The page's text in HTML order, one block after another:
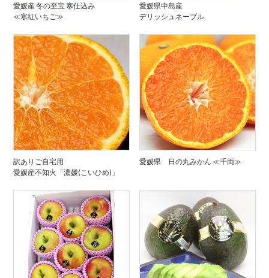
愛媛産 冬の至宝 寒仕込み
≪寒紅いちご≫
愛媛県中島産
デリッシュネーブル
訳ありご自宅用
愛媛産不知火「濃媛(こいひめ)」
愛媛県 日の丸みかん ≪千両≫